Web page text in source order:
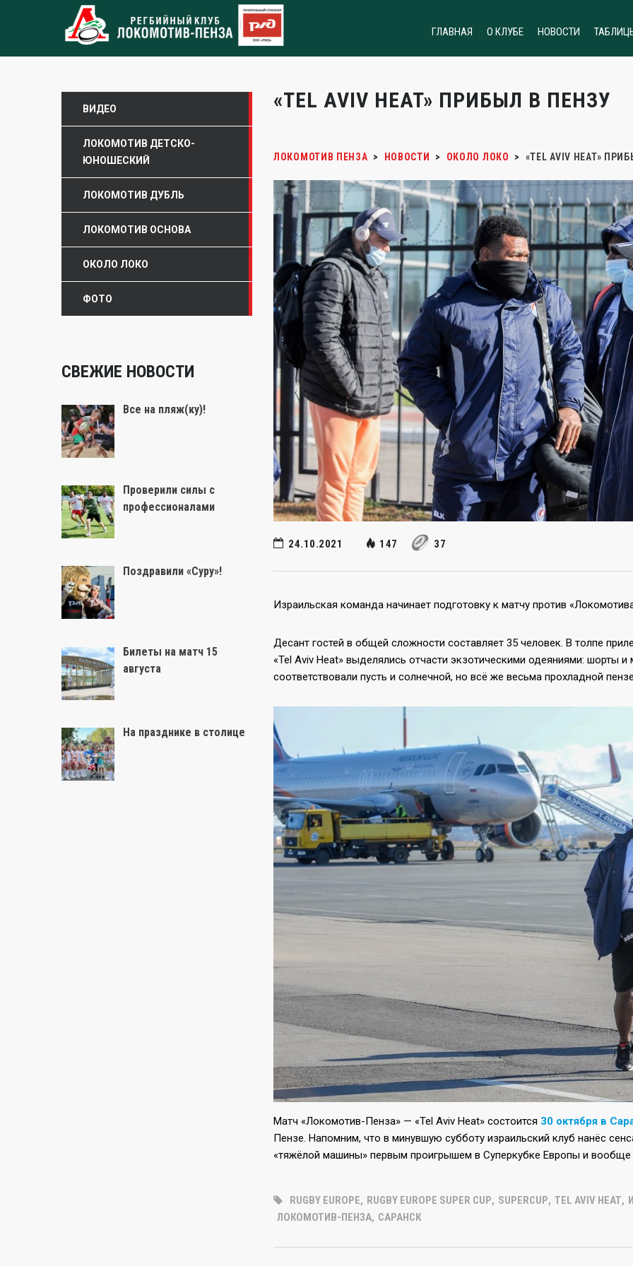
ГЛАВНАЯ О КЛУБЕ НОВОСТИ
«TEL AVIV HEAT» ПРИБЫЛ В ПЕНЗУ
ЛОКОМОТИВ ПЕНЗА > НОВОСТИ > ОКОЛО ЛОКО > «TEL AVIV HEAT»
24.10.2021 147 37
Израильская команда начинает подготовку к матчу против
Десант гостей в общей сложности составляет 35 человек. В толпе
«Tel Aviv Heat» выделялись отчасти экзотическими одеяниями: шорты
соответствовали пусть и солнечной, но всё же весьма прохладной
Матч «Локомотив-Пенза» — «Tel Aviv Heat» состоится 30 октября в
Пензе. Напомним, что в минувшую субботу израильский клуб нанёс
«тяжёлой машины» первым проигрышем в Суперкубке Европы и вообще
RUGBY EUROPE, RUGBY EUROPE SUPER CUP, SUPERCUP, TEL AVIV HEAT,
ЛОКОМОТИВ-ПЕНЗА, САРАНСК
ВИДЕО
ЛОКОМОТИВ ДЕТСКО-
ЮНОШЕСКИЙ
ЛОКОМОТИВ ДУБЛЬ
ЛОКОМОТИВ ОСНОВА
ОКОЛО ЛОКО
ФОТО
СВЕЖИЕ НОВОСТИ
Все на пляж(ку)!
Проверили силы с
профессионалами
Поздравили «Суру»!
Билеты на матч 15
августа
На празднике в столице